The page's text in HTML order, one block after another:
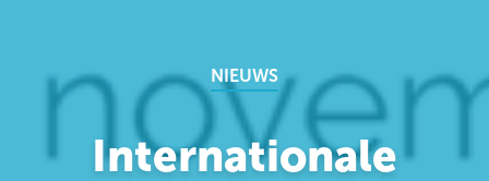
NIEUWS
Internationale